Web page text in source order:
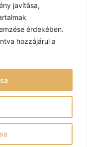
javítása,
érdekében.
hozzájárul a
2022 – Minden